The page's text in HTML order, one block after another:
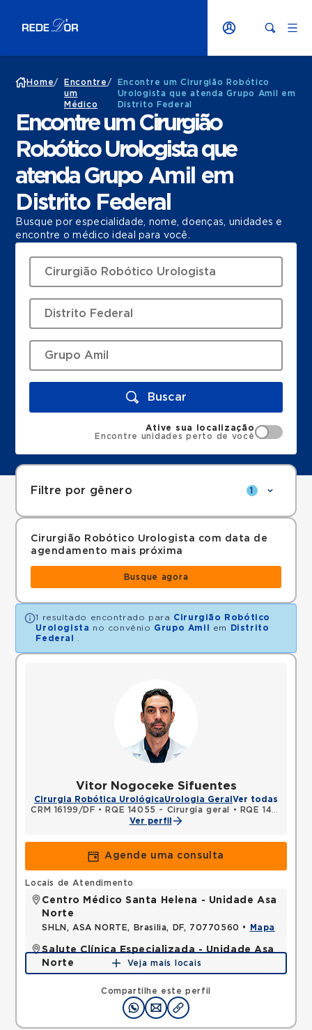
Home/
Encontre
um
Médico
/
Encontre um Cirurgião Robótico
Urologista que atenda Grupo Amil em
Distrito Federal
Encontre um Cirurgião
Robótico Urologista que
atenda Grupo Amil em
Distrito Federal
Busque por especialidade, nome, doenças, unidades e
encontre o médico ideal para você.
Buscar
Ative sua localização
Encontre unidades perto de você
Filtre por gênero 1
Cirurgião Robótico Urologista com data de
agendamento mais próxima
Busque agora
1 resultado encontrado para Cirurgião Robótico
Urologista no convênio Grupo Amil em
Distrito
Federal
Vitor Nogoceke Sifuentes
Cirurgia Robótica UrológicaUrologia Geral Ver todas
CRM 16199/DF • RQE 14055 - Cirurgia geral •
RQE 14056 - Urologia
Ver perfil
Agende uma consulta
Compartilhe este perfil
Locais de Atendimento
Centro Médico Santa Helena - Unidade Asa
Norte
SHLN, ASA NORTE, Brasilia, DF, 70770560 • Mapa
Salute Clínica Especializada - Unidade Asa
Norte
STN, ASA NORTE, Brasilia, DF, 70770909 •Mapa
Veja mais locais